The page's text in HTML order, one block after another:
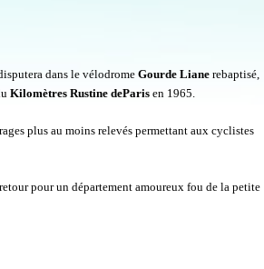
dans le vélodrome Gourde Liane rebaptisé,
Kilomètres Rustine deParis en 1965.
plus au moins relevés permettant aux cyclistes
pour un département amoureux fou de la petite